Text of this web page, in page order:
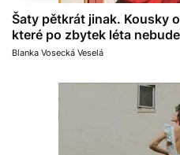
Šaty pětkrát jinak. Kousky
které po zbytek léta
Blanka Vosecká Veselá